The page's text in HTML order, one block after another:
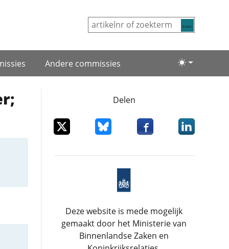
Lichte/
Andere commissies
Delen
Deel dit item op XDeel dit item op Bluesky
Deel dit item op
Deel dit
Deze website is mede mogelijk
gemaakt door het Ministerie van
Binnenlandse Zaken en